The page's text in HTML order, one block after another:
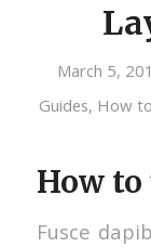
March 5,
Guides, How
How
Fusce